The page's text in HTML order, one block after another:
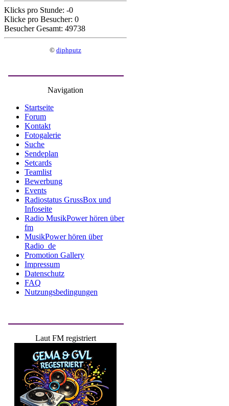
Klicks pro Stunde: -0
Klicke pro Besucher: 0
Besucher Gesamt: 49738
© diphputz
Navigation
Startseite
Forum
Kontakt
Fotogalerie
Suche
Sendeplan
Setcards
Teamlist
Bewerbung
Events
Radiostatus GrussBox und
Infoseite
Radio MusikPower hören über
fm
MusikPower hören über
Radio_de
Promotion Gallery
Impressum
Datenschutz
FAQ
Nutzungsbedingungen
Laut FM registriert